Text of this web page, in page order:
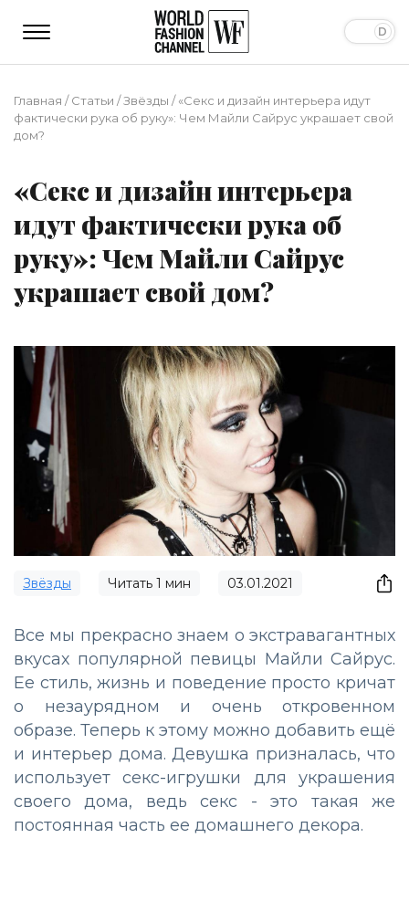
Главная /Статьи /Звёзды /«Секс и дизайн интерьера идут
фактически рука об руку»: Чем Майли Сайрус украшает свой
дом?
«Секс и дизайн интерьера
идут фактически рука об
руку»: Чем Майли Сайрус
украшает свой дом?
Звёзды Читать 1 мин 03.01.2021
Все мы прекрасно знаем о экстравагантных
вкусах популярной певицы Майли Сайрус.
Ее стиль, жизнь и поведение просто кричат
о незаурядном и очень откровенном
образе. Теперь к этому можно добавить ещё
и интерьер дома. Девушка призналась, что
использует секс-игрушки для украшения
своего дома, ведь секс - это такая же
постоянная часть ее домашнего декора.